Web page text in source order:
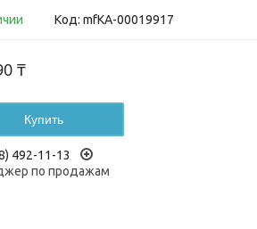
Код: mfКА-00019917
₸
Купить
492-11-13
по продажам